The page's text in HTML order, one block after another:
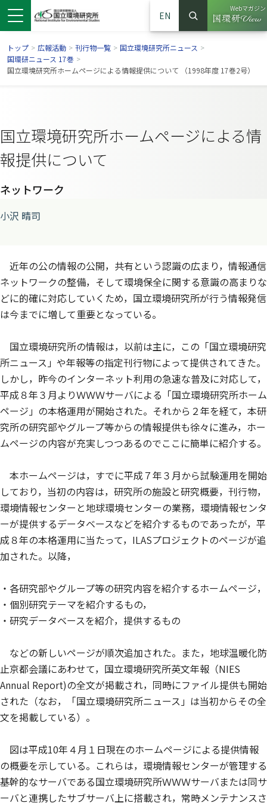
ウで開きます）
ンドウで開きます）
ウインドウで開きます）
EN
サイト内検索
検索
Webマガジン
（別ウイ
トップ > 広報活動 > 刊行物一覧 > 国立環境研究所ニュース >
国環研ニュース 17巻 >
国立環境研究所ホームページによる情報提供について （1998年度 17巻2号）
国立環境研究所ホームページによる情
報提供について
ネットワーク
小沢 晴司
近年の公の情報の公開，共有という認識の広まり，情報通信
ネットワークの整備，そして環境保全に関する意識の高まりな
どに的確に対応していくため，国立環境研究所が行う情報発信
は今までに増して重要となっている。
国立環境研究所の情報は，以前は主に，この「国立環境研究
所ニュース」や年報等の指定刊行物によって提供されてきた。
しかし，昨今のインターネット利用の急速な普及に対応して，
平成８年３月よりＷＷＷサーバによる「国立環境研究所ホーム
ページ」の本格運用が開始された。それから２年を経て，本研
究所の研究部やグループ等からの情報提供も徐々に進み，ホー
ムページの内容が充実しつつあるのでここに簡単に紹介する。
本ホームページは，すでに平成７年３月から試験運用を開始
しており，当初の内容は，研究所の施設と研究概要，刊行物，
環境情報センターと地球環境センターの業務，環境情報センタ
ーが提供するデータベースなどを紹介するものであったが，平
成８年の本格運用に当たって，ILASプロジェクトのページが追
加された。以降，
・各研究部やグループ等の研究内容を紹介するホームページ，
・個別研究テーマを紹介するもの，
・研究データベースを紹介，提供するもの
などの新しいページが順次追加された。また，地球温暖化防
止京都会議にあわせて，国立環境研究所英文年報（NIES
Annual Report)の全文が掲載され，同時にファイル提供も開始
された（なお，「国立環境研究所ニュース」は当初からその全
文を掲載している）。
図は平成10年４月１日現在のホームページによる提供情報
の概要を示している。これらは，環境情報センターが管理する
基幹的なサーバである国立環境研究所ＷＷＷサーバまたは同サ
ーバと連携したサブサーバ上に搭載され，常時メンテナンスさ